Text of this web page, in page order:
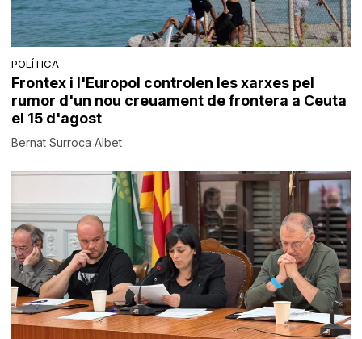
POLÍTICA
Frontex i l'Europol controlen les xarxes pel
rumor d'un nou creuament de frontera a Ceuta
el 15 d'agost
Bernat Surroca Albet